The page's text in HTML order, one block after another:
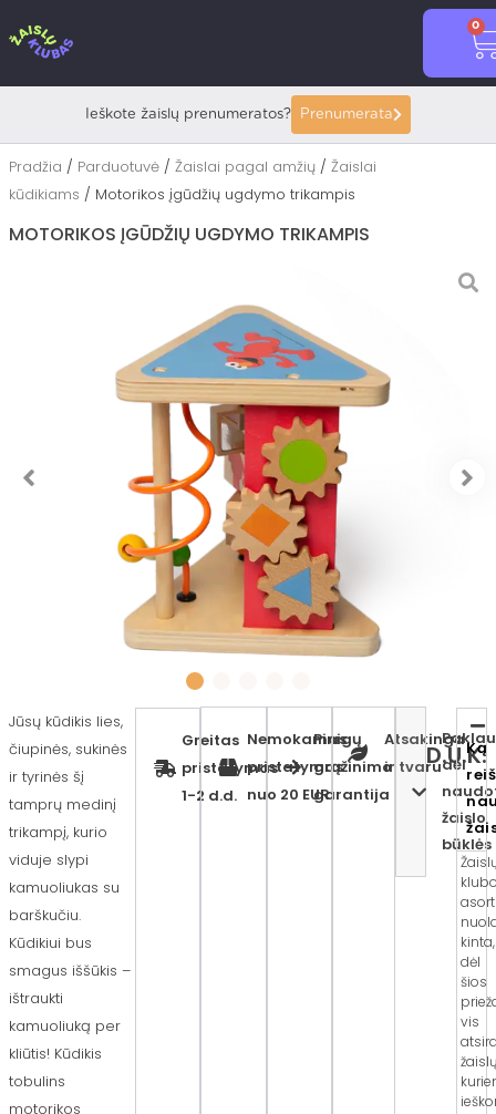
prie
0
Ieškote žaislų prenumeratos? Prenumerata
Pradžia / Parduotuvė / Žaislai pagal amžių / Žaislai
kūdikiams / Motorikos įgūdžių ugdymo trikampis
MOTORIKOS ĮGŪDŽIŲ UGDYMO TRIKAMPIS
Jūsų kūdikis lies,
čiupinės, sukinės
ir tyrinės šį
tamprų medinį
trikampį, kurio
viduje slypi
kamuoliukas su
barškučiu.
Kūdikiui bus
smagus iššūkis –
ištraukti
kamuoliuką per
kliūtis! Kūdikis
tobulins
motorikos
Greitas
pristatymas
1-2 d.d.
Nemokamas
pristatymas
nuo 20 EUR
Pinigų
grąžinimo
garantija
Atsakinga
ir tvarudėl
žaislo
būklės
D.U.K.
Ką
kinta,
dėl
šios
vis